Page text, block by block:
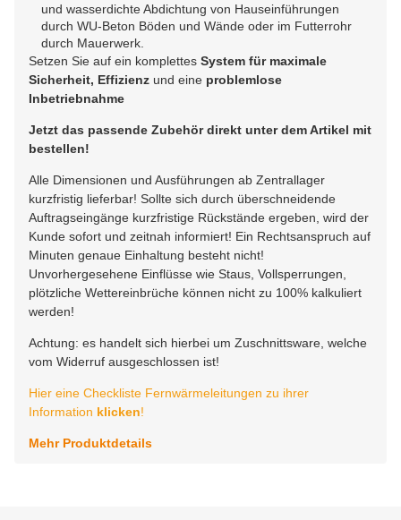
und wasserdichte Abdichtung von Hauseinführungen
durch WU-Beton Böden und Wände oder im Futterrohr
durch Mauerwerk.
Setzen Sie auf ein komplettes System für maximale
Sicherheit, Effizienz und eine problemlose
Inbetriebnahme
Jetzt das passende Zubehör direkt unter dem Artikel mit
bestellen!
Alle Dimensionen und Ausführungen ab Zentrallager
kurzfristig lieferbar! Sollte sich durch überschneidende
Auftragseingänge kurzfristige Rückstände ergeben, wird der
Kunde sofort und zeitnah informiert! Ein Rechtsanspruch auf
Minuten genaue Einhaltung besteht nicht!
Unvorhergesehene Einflüsse wie Staus, Vollsperrungen,
plötzliche Wettereinbrüche können nicht zu 100% kalkuliert
werden!
Achtung: es handelt sich hierbei um Zuschnittsware, welche
vom Widerruf ausgeschlossen ist!
Hier eine Checkliste Fernwärmeleitungen zu ihrer
Information klicken!
Mehr Produktdetails